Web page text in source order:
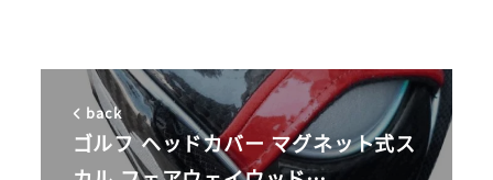
back
ゴルフ ヘッドカバー マグネット式ス